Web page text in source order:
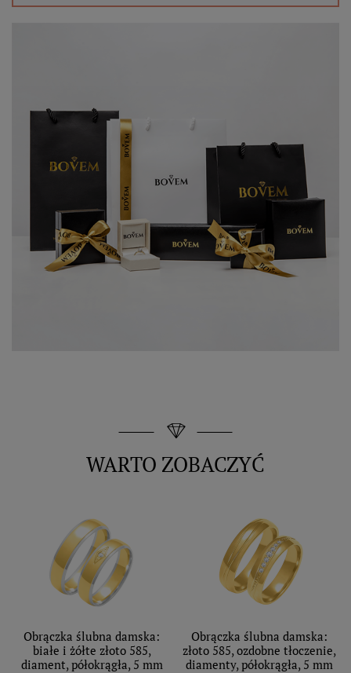
WARTO ZOBACZYĆ
Obrączka ślubna damska:
białe i żółte złoto 585,
diament, półokrągła, 5 mm
Obrączka ślubna damska:
złoto 585, ozdobne tłoczenie,
diamenty, półokrągła, 5 mm